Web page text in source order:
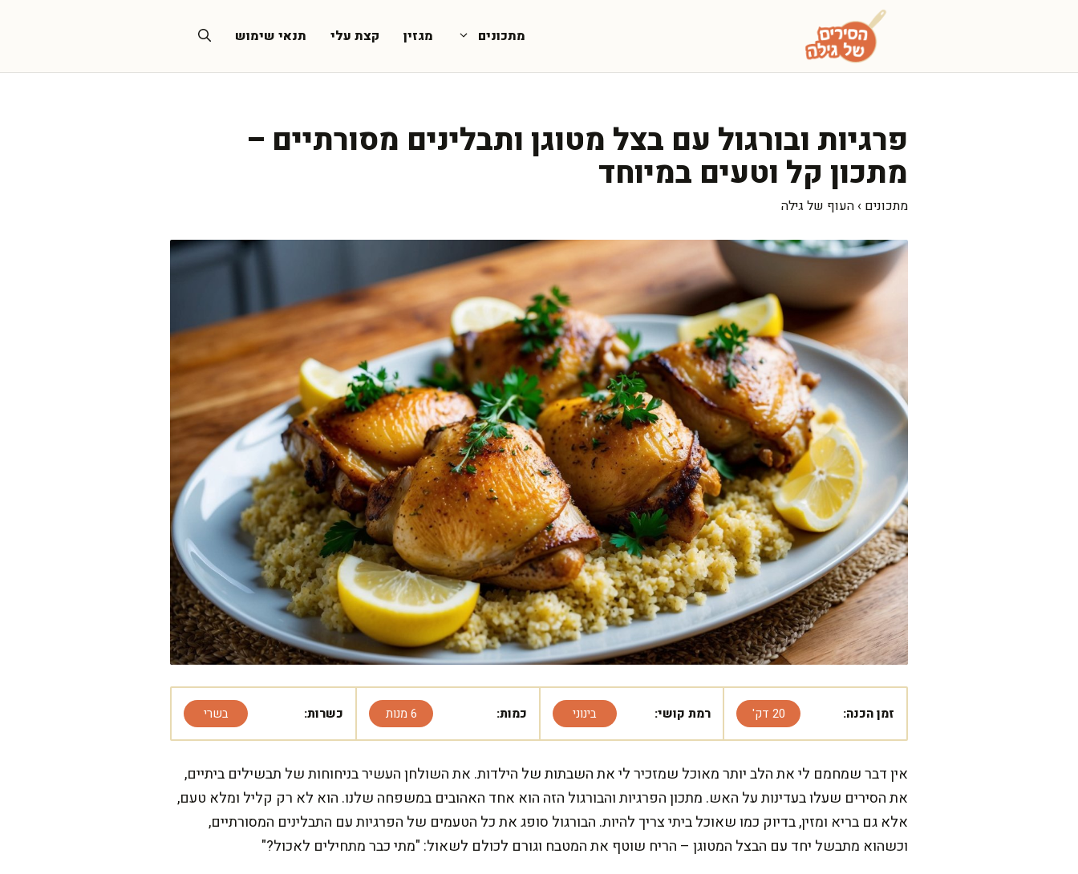
מתכונים מגזין קצת עלי תנאי שימוש
פרגיות ובורגול עם בצל מטוגן ותבלינים מסורתיים –
מתכון קל וטעים במיוחד
מתכונים › העוף של גילה
זמן הכנה: 20 דק' רמת קושי: בינוני כמות: 6 מנות כשרות: בשרי
אין דבר שמחמם לי את הלב יותר מאוכל שמזכיר לי את השבתות של הילדות. את השולחן העשיר בניחוחות של תבשילים ביתיים,
את הסירים שעלו בעדינות על האש. מתכון הפרגיות והבורגול הזה הוא אחד האהובים במשפחה שלנו. הוא לא רק קליל ומלא טעם,
אלא גם בריא ומזין, בדיוק כמו שאוכל ביתי צריך להיות. הבורגול סופג את כל הטעמים של הפרגיות עם התבלינים המסורתיים,
וכשהוא מתבשל יחד עם הבצל המטוגן – הריח שוטף את המטבח וגורם לכולם לשאול: "מתי כבר מתחילים לאכול?"